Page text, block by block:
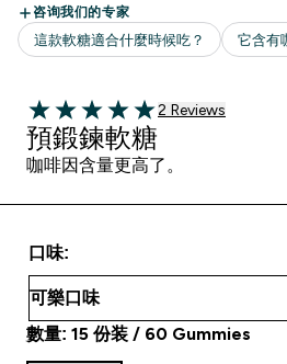
5 out of 5 stars
2 customer reviews
2 Reviews
預鍛鍊軟糖
咖啡因含量更高了。
口味:
數量: 15 份装 / 60 Gummies